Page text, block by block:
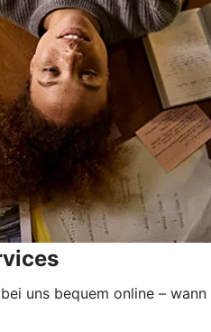
uns bequem online – wann